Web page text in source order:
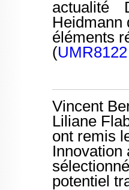
Heidmann
éléments
(UMR8122
Vincent
Liliane
ont remis
Innovation
potentiel